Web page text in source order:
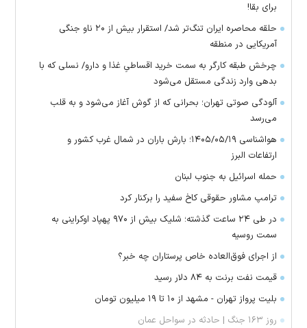
برای بقا!
حلقه محاصره ایران تنگ‌تر شد/ استقرار بیش از ۲۰ ناو جنگی
آمریکایی در منطقه
چرخش طبقه کارگر به سمت خرید اقساطیِ غذا و دارو/ نسلی که با
بدهی وارد زندگی مستقل می‌شود
آلودگی صوتی تهران؛ بحرانی که از گوش آغاز می‌شود و به قلب
می‌رسد
هواشناسی ۱۴۰۵/۰۵/۱۹؛ بارش باران در شمال غرب کشور و
ارتفاعات البرز
حمله اسرائیل به جنوب لبنان
ترامپ مشاور حقوقی کاخ سفید را برکنار کرد
در طی ۲۴ ساعت گذشته؛ شلیک بیش از ۹۷۰ پهپاد اوکراینی به
سمت روسیه
از اجرای فوق‌العاده خاص پرستاران چه خبر؟
قیمت نفت برنت به ۸۴ دلار رسید
بلیت پرواز تهران - مشهد از ۱۰ تا ۱۹ میلیون تومان
روز ۱۶۳ جنگ | حادثه در سواحل عمان